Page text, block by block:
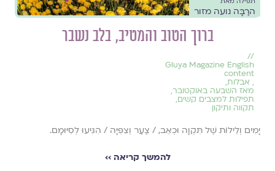
הרַבָּה נועה מזור
ברוך הטוב והמטיב, בלב נשבר
//
Gluya Magazine English
content
, אבלות,
מאז השבעה באוקטובר,
תפילות למצבים קשים,
תקווה ותיקון
יָמִים וְלֵילוֹת שֶׁל תִּקְוָה וּכְאֵב, / צַעַר וְצִפִּיָּה / הִגִּיעוּ לְסִיּוּמָם.
להמשך קריאה ››